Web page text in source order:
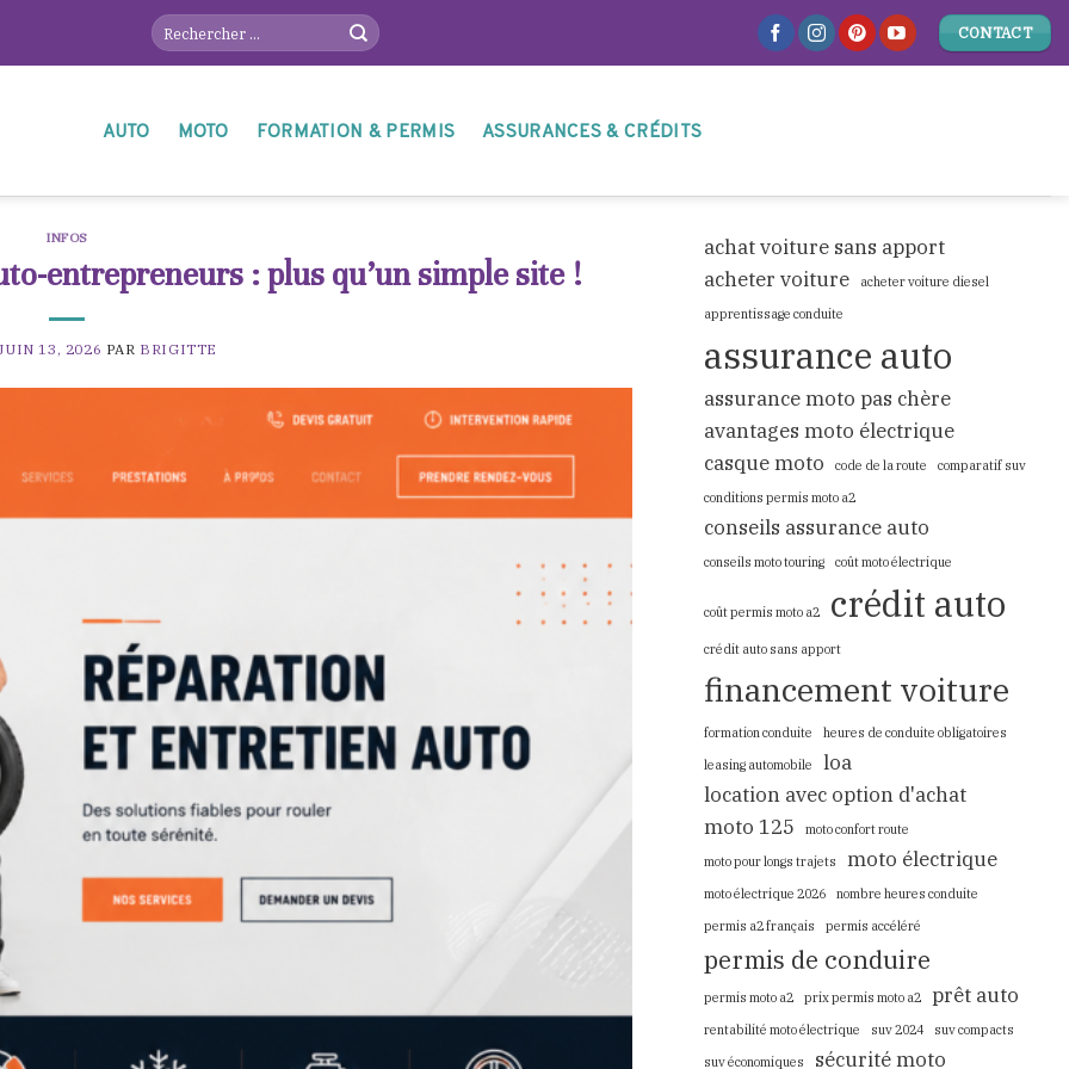
CONTACT
AUTO MOTO FORMATION & PERMIS ASSURANCES & CRÉDITS
INFOS
entrepreneurs : plus qu’un simple site !
13, 2026 PAR BRIGITTE
achat voiture sans apport
acheter voiture
acheter voiture diesel
apprentissage conduite
assurance auto
assurance moto pas chère
avantages moto électrique
casque moto
code de la route
comparatif suv
conditions permis moto a2
conseils assurance auto
conseils moto touring coût moto électrique
coût permis moto a2 crédit auto
crédit auto sans apport
financement voiture
formation conduite
heures de conduite obligatoires
leasing automobile
loa
location avec option d'achat
moto 125
moto confort route
moto pour longs trajets
moto électrique
moto électrique 2026
nombre heures conduite
permis a2 français
permis accéléré
permis de conduire
permis moto a2 prix permis moto a2 prêt auto
rentabilité moto électrique suv 2024
suv compacts
suv économiques
sécurité moto